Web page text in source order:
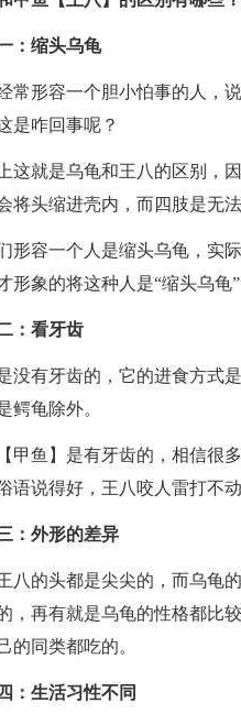
：缩头乌龟
常形容一个胆小怕事的人，
是咋回事呢？
这就是乌龟和王八的区别，
将头缩进壳内，而四肢是无法
形容一个人是缩头乌龟，实
形象的将这种人是“缩头乌龟
：看牙齿
没有牙齿的，它的进食方式
鳄龟除外。
甲鱼】是有牙齿的，相信很
语说得好，王八咬人雷打不
：外形的差异
八的头都是尖尖的，而乌龟
，再有就是乌龟的性格都比
的同类都吃的。
：生活习性不同